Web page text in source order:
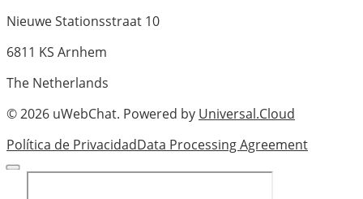
Nieuwe Stationsstraat 10
6811 KS Arnhem
The Netherlands
©2026 uWebChat. Powered by Universal.Cloud
Política de PrivacidadData Processing Agreement